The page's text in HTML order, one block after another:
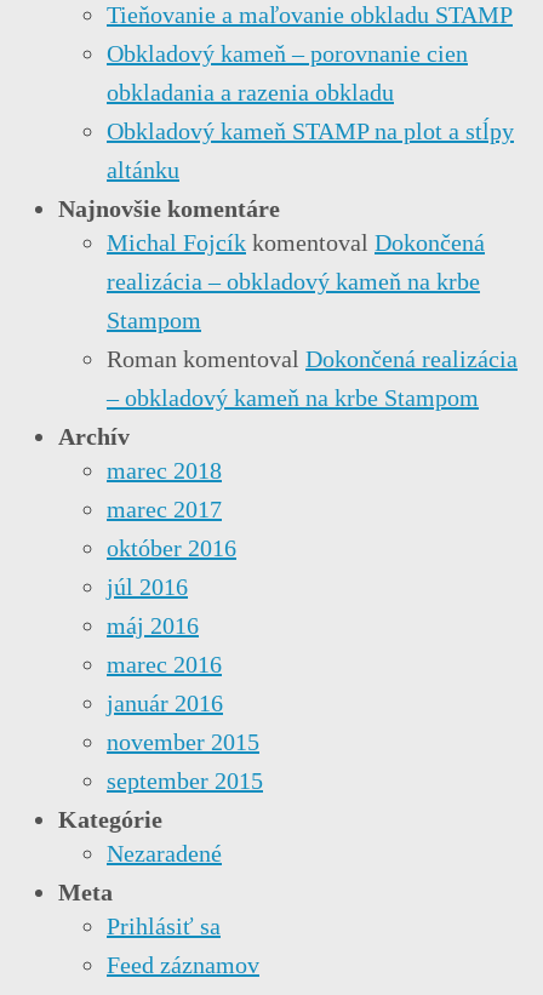
Tieňovanie a maľovanie obkladu STAMP
Obkladový kameň – porovnanie cien
obkladania a razenia obkladu
Obkladový kameň STAMP na plot a stĺpy
altánku
Najnovšie komentáre
Michal Fojcík komentoval Dokončená
realizácia – obkladový kameň na krbe
Stampom
Roman komentoval Dokončená realizácia
– obkladový kameň na krbe Stampom
Archív
marec 2018
marec 2017
október 2016
júl 2016
máj 2016
marec 2016
január 2016
november 2015
september 2015
Kategórie
Nezaradené
Meta
Prihlásiť sa
Feed záznamov